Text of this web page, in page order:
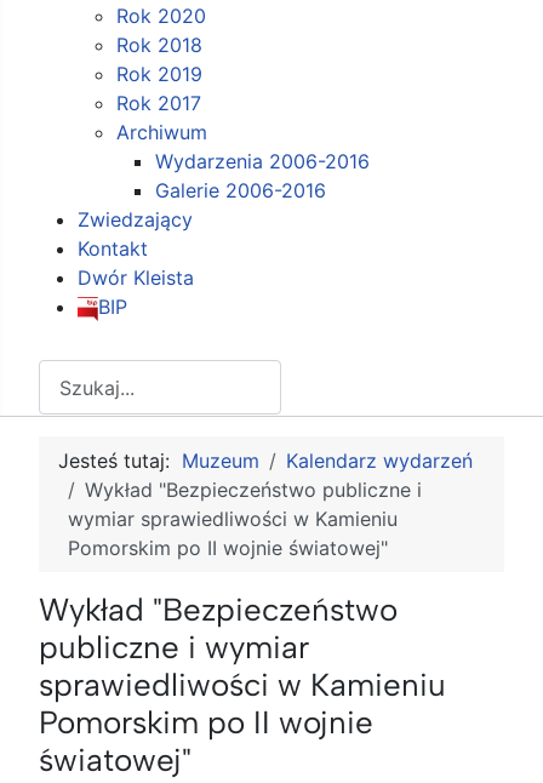
Rok 2020
Rok 2018
Rok 2019
Rok 2017
Archiwum
Wydarzenia 2006-2016
Galerie 2006-2016
Zwiedzający
Kontakt
Dwór Kleista
BIP
Jesteś tutaj: Muzeum
Kalendarz wydarzeń
Wykład "Bezpieczeństwo publiczne i
wymiar sprawiedliwości w Kamieniu
Pomorskim po II wojnie światowej"
Wykład "Bezpieczeństwo
publiczne i wymiar
sprawiedliwości w Kamieniu
Pomorskim po II wojnie
światowej"